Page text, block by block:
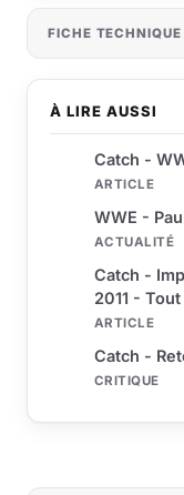
À LIRE AUSSI
Catch -
ARTICLE
WWE -
ACTUALITÉ
Catch -
2011 -
ARTICLE
Catch -
CRITIQUE
FICHE TECHNIQUE